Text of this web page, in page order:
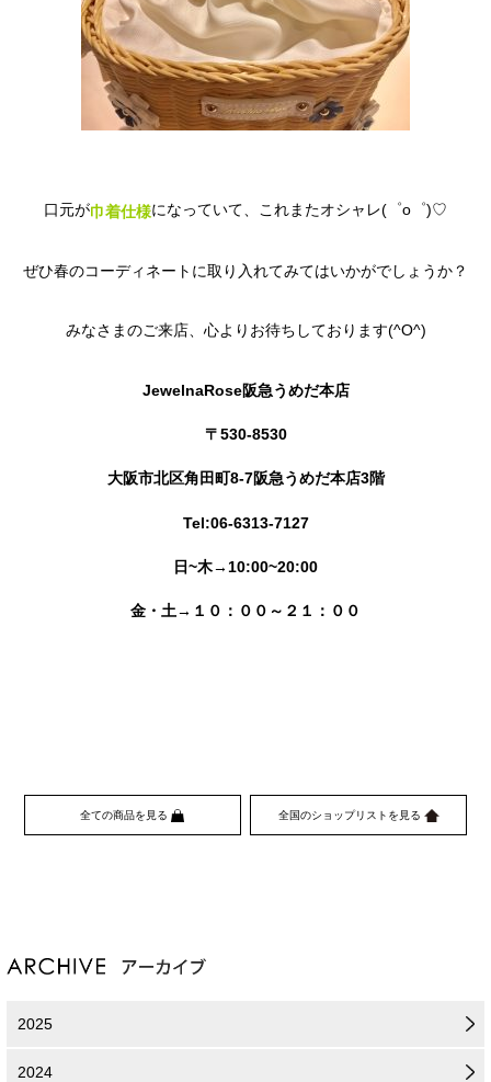
口元が巾着仕様になっていて、これまたオシャレ(゜o゜)♡
ぜひ春のコーディネートに取り入れてみてはいかがでしょうか？
みなさまのご来店、心よりお待ちしております(^O^)
JewelnaRose阪急うめだ本店
〒530-8530
大阪市北区角田町8-7阪急うめだ本店3階
Tel:06-6313-7127
日~木→10:00~20:00
金・土→１０：００～２１：００
全ての商品を見る 全国のショップリストを見る
2025
2024